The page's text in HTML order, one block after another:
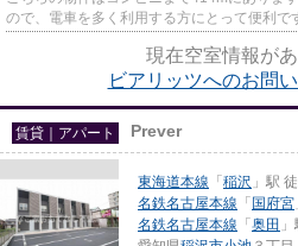
ので、電車を多く利用する方にとって便利
現在空室情報があ
ビアリッツへのお問
賃貸｜アパート Prever
東海道本線 「 稲沢 」駅
名鉄名古屋本線 「 国府宮
名鉄名古屋本線 「 奥田